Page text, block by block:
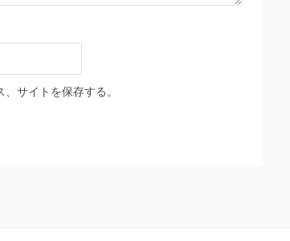
サイトを保存する。